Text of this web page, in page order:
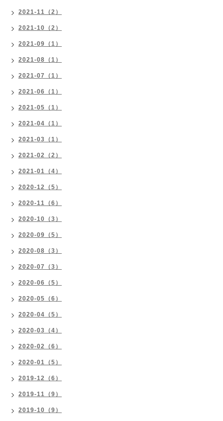
2021-11（2）
2021-10（2）
2021-09（1）
2021-08（1）
2021-07（1）
2021-06（1）
2021-05（1）
2021-04（1）
2021-03（1）
2021-02（2）
2021-01（4）
2020-12（5）
2020-11（6）
2020-10（3）
2020-09（5）
2020-08（3）
2020-07（3）
2020-06（5）
2020-05（6）
2020-04（5）
2020-03（4）
2020-02（6）
2020-01（5）
2019-12（6）
2019-11（9）
2019-10（9）